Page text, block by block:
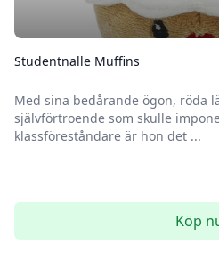
Studentnalle Muffins
Med sina bedårande ögon, röda
självförtroende som skulle
klassföreståndare är hon det ...
Köp